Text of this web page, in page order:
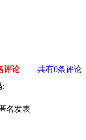
评论 共有0条评论
:
名发表